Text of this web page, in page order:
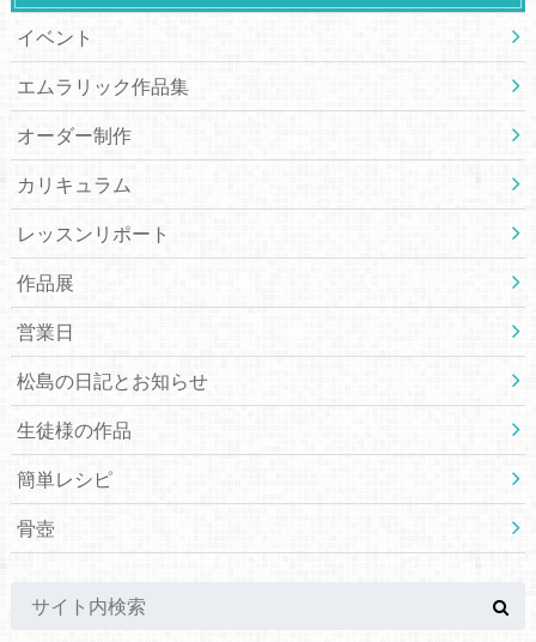
イベント
エムラリック作品集
オーダー制作
カリキュラム
レッスンリポート
作品展
営業日
松島の日記とお知らせ
生徒様の作品
簡単レシピ
骨壺